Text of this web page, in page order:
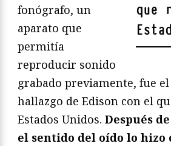
que
fonógrafo, un
aparato que
permitía
reproducir sonido
grabado previamente, fue
hallazgo de Edison con el
Estados Unidos. Después
el sentido del oído lo hizo